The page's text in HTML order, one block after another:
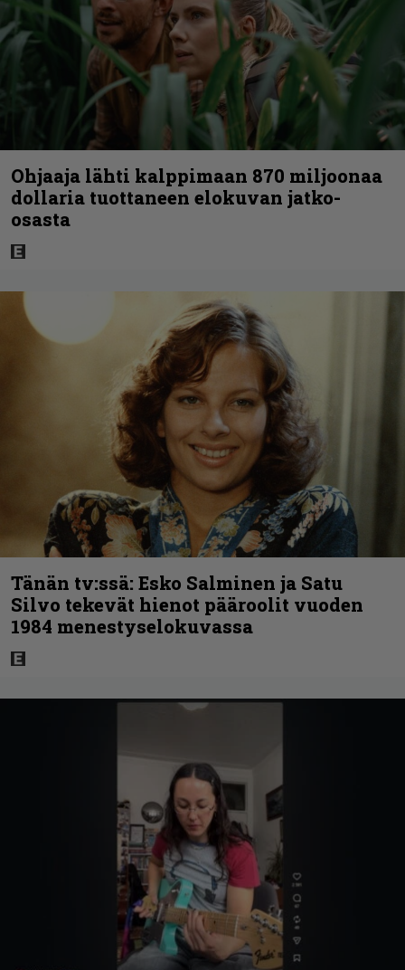
Ohjaaja lähti kalppimaan 870 miljoonaa
dollaria tuottaneen elokuvan jatko-
osasta
Tänän tv:ssä: Esko Salminen ja Satu
Silvo tekevät hienot pääroolit vuoden
1984 menestyselokuvassa